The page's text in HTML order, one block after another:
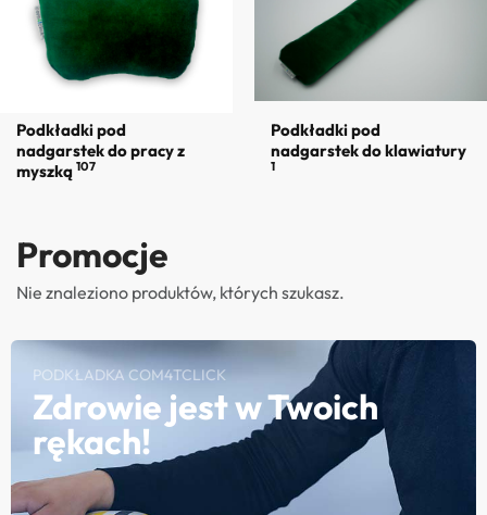
Podkładki pod
nadgarstek do pracy z
myszką 107
Podkładki pod
nadgarstek do klawiatury
1
Promocje
Nie znaleziono produktów, których szukasz.
PODKŁADKA COM4TCLICK
Zdrowie jest w Twoich
rękach!